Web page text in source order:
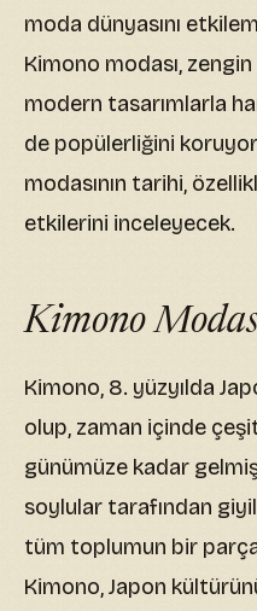
moda dünyasını
Kimono modası,
modern tasarımlarla
de popülerliğini
modasının tarihi,
etkilerini inceleyecek.
Kimono
Kimono, 8. yüzyılda
olup, zaman içinde
günümüze kadar
soylular tarafından
tüm toplumun bir
Kimono, Japon